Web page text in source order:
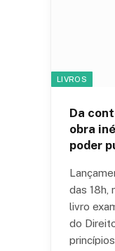
LIVROS
Da
obra
poder
das 18h,
livro
do